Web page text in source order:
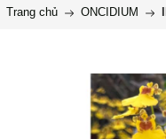
Trang chủ ONCIDIUM